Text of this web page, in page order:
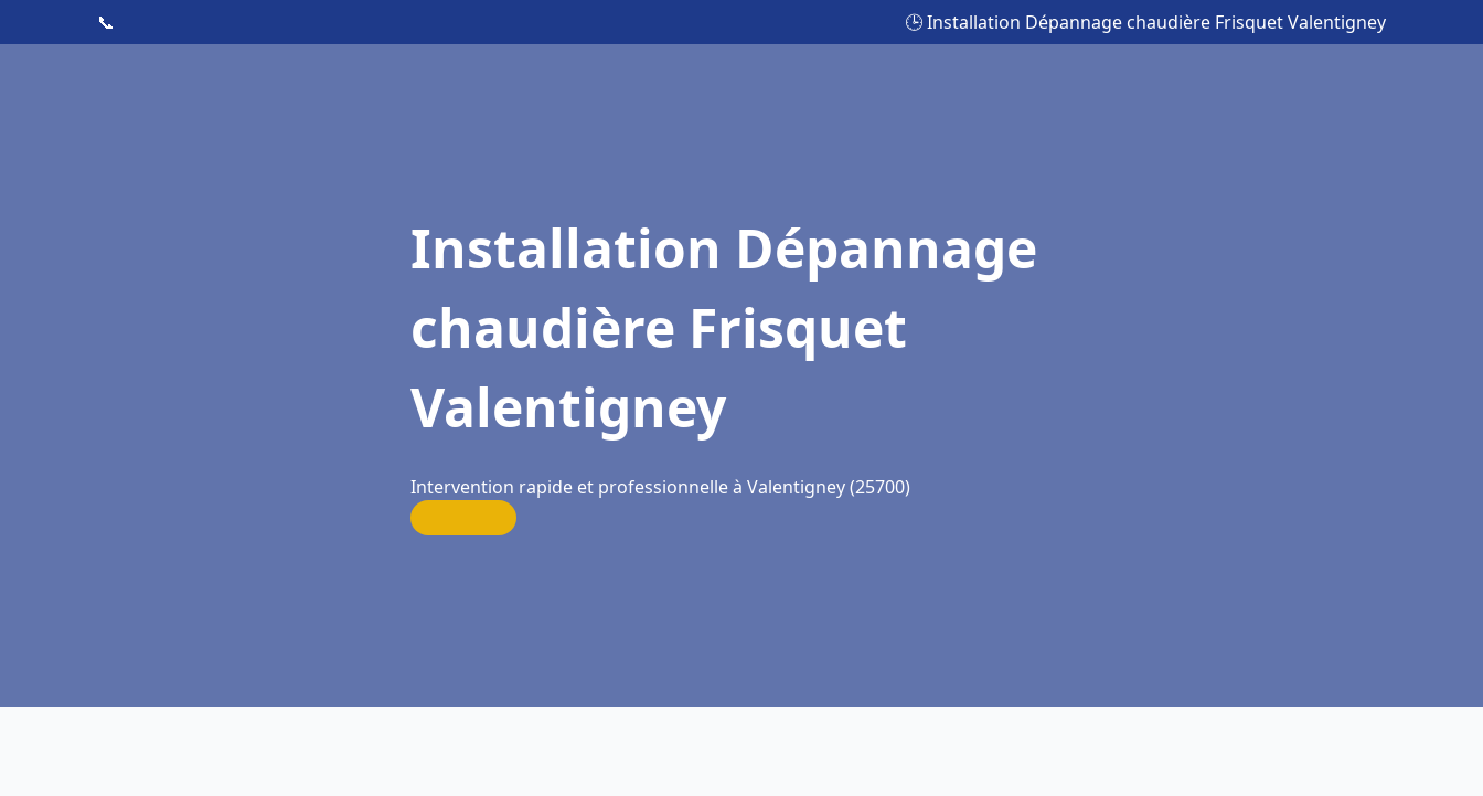
📞 🕒 Installation Dépannage chaudière Frisquet Valentigney
Installation Dépannage
chaudière Frisquet
Valentigney
Intervention rapide et professionnelle à Valentigney (25700)